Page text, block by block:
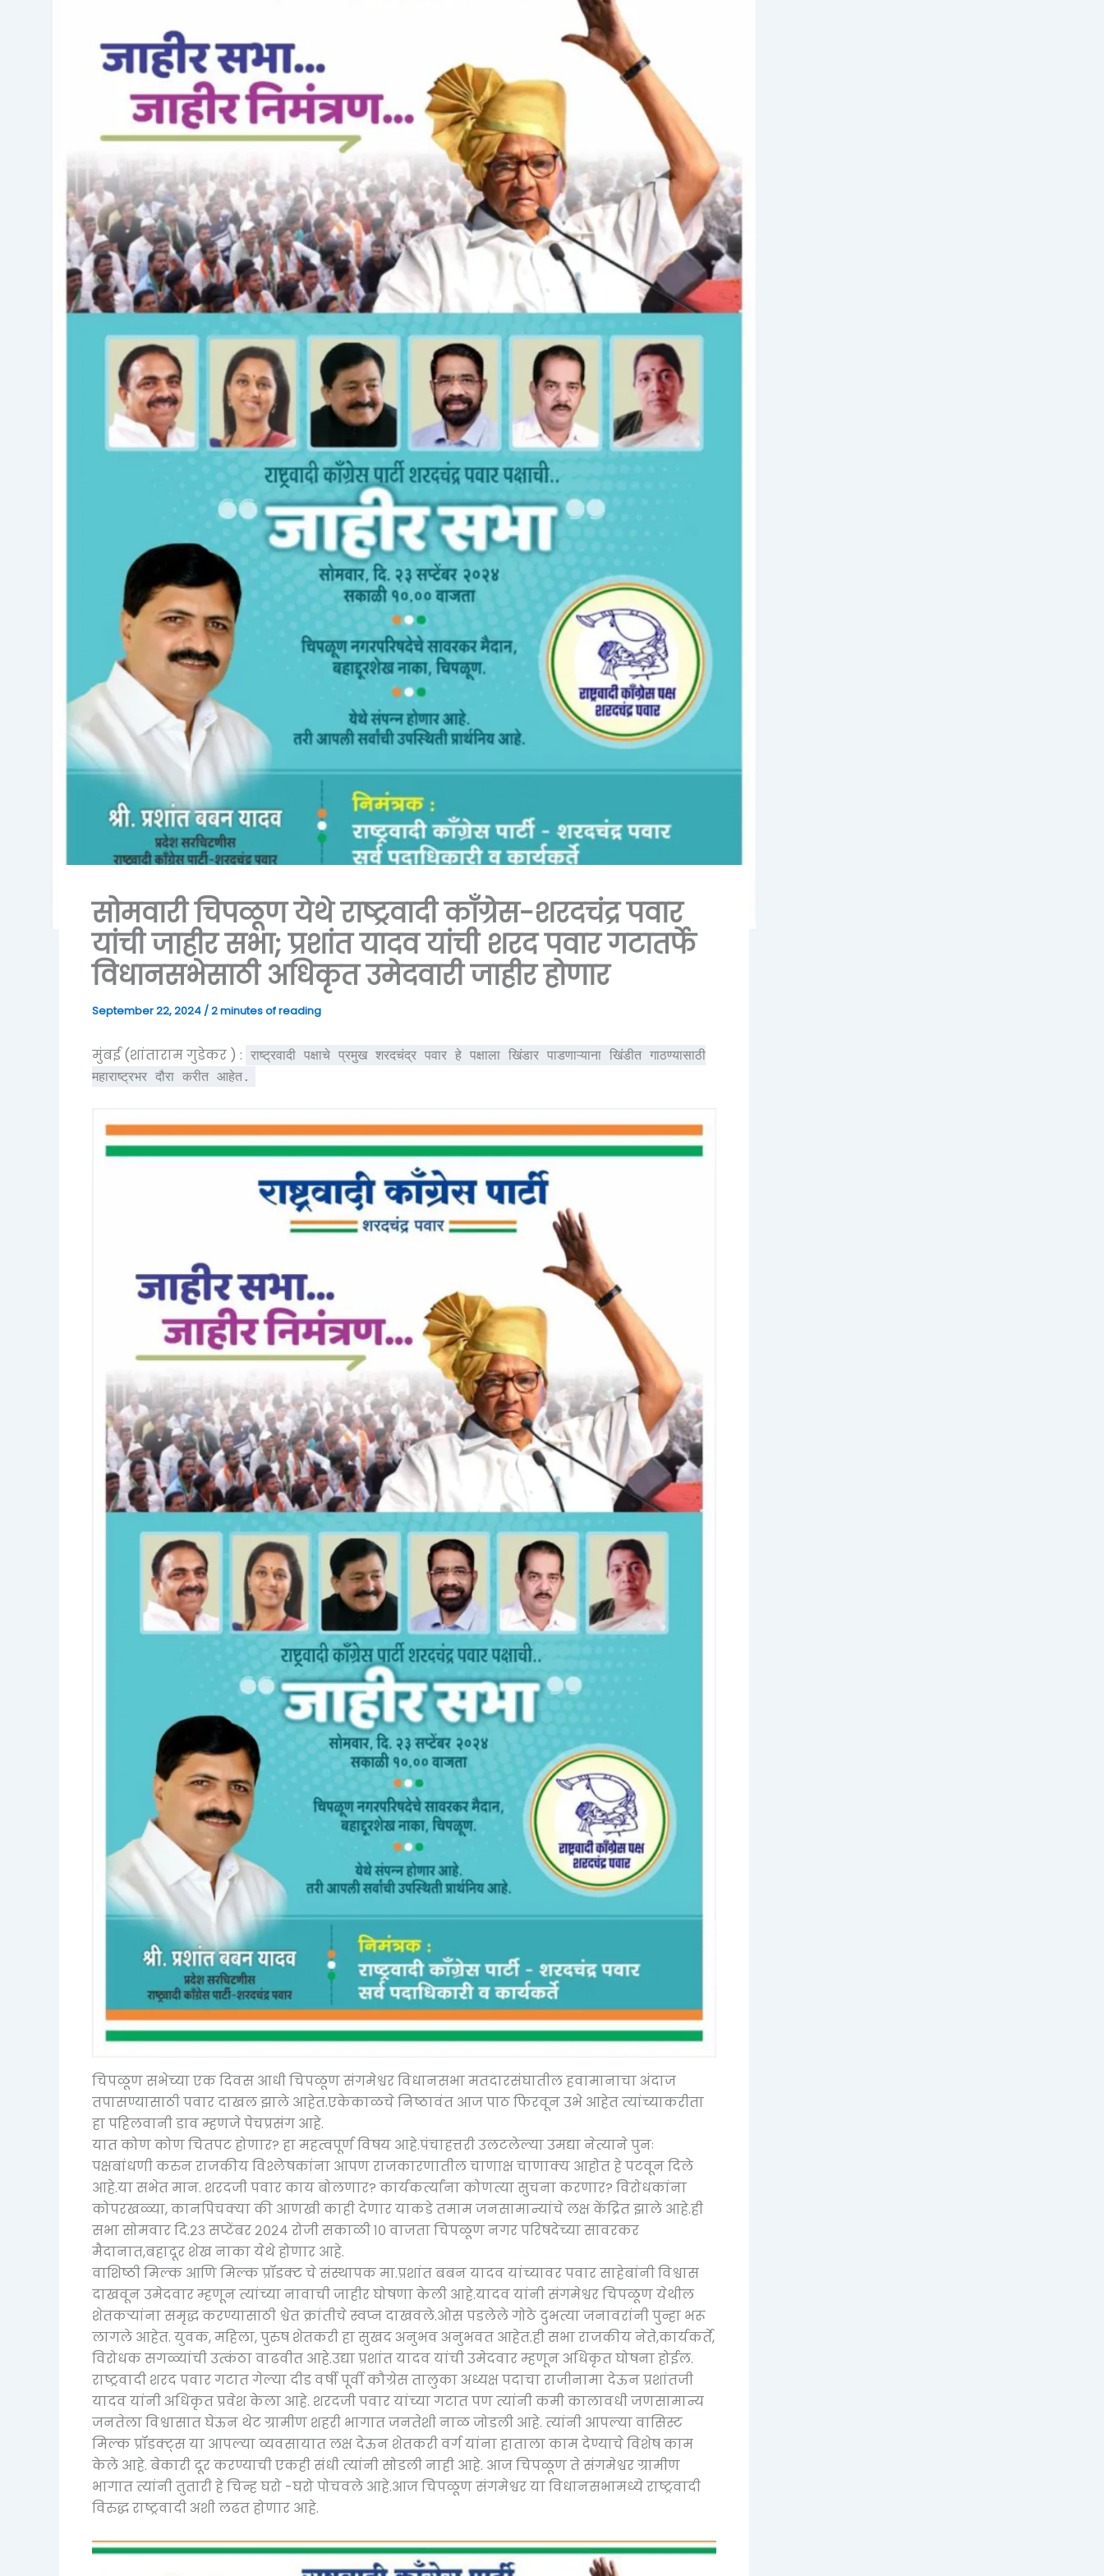
सोमवारी चिपळूण येथे राष्ट्रवादी काँग्रेस-शरदचंद्र पवार
यांची जाहीर सभा; प्रशांत यादव यांची शरद पवार गटातर्फे
विधानसभेसाठी अधिकृत उमेदवारी जाहीर होणार
September 22, 2024 /2 minutes of reading
मुंबई (शांताराम गुडेकर ) : राष्ट्रवादी पक्षाचे प्रमुख शरदचंद्र पवार हे पक्षाला खिंडार पाडणाऱ्याना खिंडीत गाठण्यासाठी
महाराष्ट्रभर दौरा करीत आहेत.
चिपळूण सभेच्या एक दिवस आधी चिपळूण संगमेश्वर विधानसभा मतदारसंघातील हवामानाचा अंदाज
तपासण्यासाठी पवार दाखल झाले आहेत.एकेकाळचे निष्ठावंत आज पाठ फिरवून उभे आहेत त्यांच्याकरीता
हा पहिलवानी डाव म्हणजे पेचप्रसंग आहे.
यात कोण कोण चितपट होणार? हा महत्वपूर्ण विषय आहे.पंचाहत्तरी उलटलेल्या उमद्या नेत्याने पुनः
पक्षबांधणी करुन राजकीय विश्लेषकांना‌ आपण राजकारणातील चाणाक्ष चाणाक्य आहोत हे पटवून दिले
आहे.या सभेत मान. शरदजी पवार काय बोलणार? कार्यकर्त्यांना कोणत्या सुचना करणार? विरोधकांना
कोपरखळ्या, कानपिचक्या की आणखी काही देणार याकडे तमाम जनसामान्यांचे लक्ष केंद्रित झाले आहे.ही
सभा सोमवार दि.२३ सप्टेंबर २०२४ रोजी सकाळी १० वाजता चिपळूण नगर परिषदेच्या सावरकर
मैदानात,बहादूर शेख नाका येथे होणार आहे.
वाशिष्ठी मिल्क आणि मिल्क प्रॉडक्ट चे संस्थापक मा.प्रशांत बबन यादव यांच्यावर पवार साहेबांनी विश्वास
दाखवून उमेदवार म्हणून त्यांच्या नावाची जाहीर घोषणा केली आहे.यादव यांनी संगमेश्वर चिपळूण येथील
शेतकऱ्यांना समृद्ध करण्यासाठी श्वेत क्रांतीचे स्वप्न दाखवले.ओस पडलेले गोठे दुभत्या जनावरांनी पुन्हा भरू
लागले आहेत. युवक, महिला, पुरुष शेतकरी हा सुखद अनुभव अनुभवत आहेत.ही सभा राजकीय नेते,कार्यकर्ते,
विरोधक सगळ्यांची उत्कंठा वाढवीत आहे.उद्या प्रशांत यादव यांची उमेदवार म्हणून अधिकृत घोषना होईल.
राष्ट्रवादी शरद पवार गटात गेल्या दीड वर्षी पूर्वी कौग्रेस तालुका अध्यक्ष पदाचा राजीनामा देऊन प्रशांतजी
यादव यांनी अधिकृत प्रवेश केला आहे. शरदजी पवार यांच्या गटात पण त्यांनी कमी कालावधी जणसामान्य
जनतेला विश्वासात घेऊन थेट ग्रामीण शहरी भागात जनतेशी नाळ जोडली आहे. त्यांनी आपल्या वासिस्ट
मिल्क प्रॉडक्ट्स या आपल्या व्यवसायात लक्ष देऊन शेतकरी वर्ग यांना हाताला काम देण्याचे विशेष काम
केले आहे. बेकारी दूर करण्याची एकही संधी त्यांनी सोडली नाही आहे. आज चिपळूण ते संगमेश्वर ग्रामीण
भागात त्यांनी तुतारी हे चिन्ह घरो -घरो पोचवले आहे.आज चिपळूण संगमेश्वर या विधानसभामध्ये राष्ट्रवादी
विरुद्ध राष्ट्रवादी अशी लढत होणार आहे.